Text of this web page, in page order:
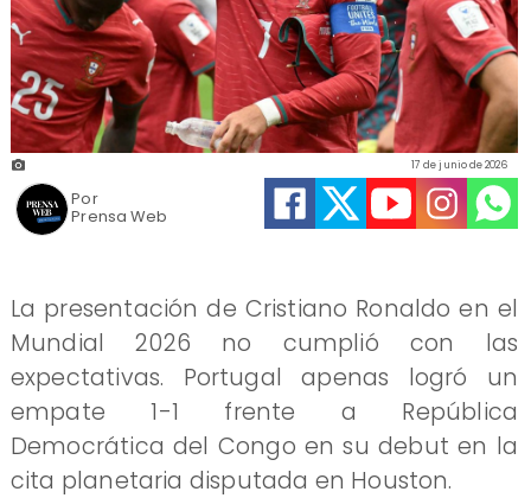
Prensa Web
17 de junio de 2026
Por
La presentación de Cristiano Ronaldo en el
Mundial 2026 no cumplió con las
expectativas. Portugal apenas logró un
empate 1-1 frente a República
Democrática del Congo en su debut en la
cita planetaria disputada en Houston.